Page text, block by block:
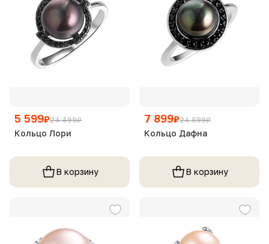
5 599₽24 499₽
Кольцо Лори
В корзину
7 899₽24 899₽
Кольцо Дафна
В корзину